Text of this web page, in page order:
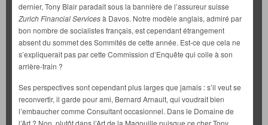
dernier, Tony Blair paradait sous la bannière de l’assureur suisse
Zurich Financial Servicesà Davos. Notre modèle anglais, admiré par
bon nombre de socialistes français, est cependant étrangement
absent du sommet des Sommités de cette année. Est-ce que cela ne
s’expliquerait pas par cette Commission d’Enquête qui colle à son
arrière-train ?
Ses perspectives sont cependant plus larges que jamais : s’il veut se
reconvertir, il garde pour ami, Bernard Arnault, qui voudrait bien
l’embaucher comme Consultant occasionnel. Dans le Domaine de
l’Art ? Non, plutôt dans l’Art de la Magouille puisque ce cher Tony